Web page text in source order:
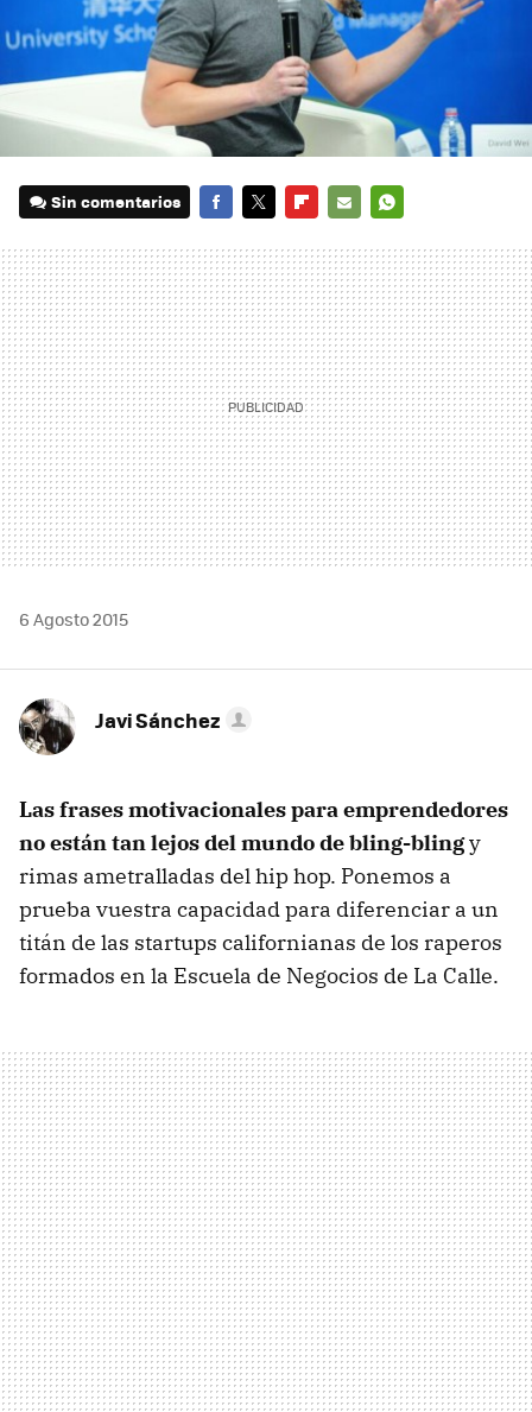
Sin comentarios
MAIL
6 Agosto 2015
Javi Sánchez
Las frases motivacionales para emprendedores
no están tan lejos del mundo de bling-blingy
rimas ametralladas del hip hop. Ponemos a
prueba vuestra capacidad para diferenciar a un
titán de las startups californianas de los raperos
formados en la Escuela de Negocios de La Calle.